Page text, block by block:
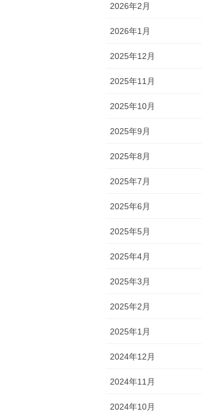
2026年2月
2026年1月
2025年12月
2025年11月
2025年10月
2025年9月
2025年8月
2025年7月
2025年6月
2025年5月
2025年4月
2025年3月
2025年2月
2025年1月
2024年12月
2024年11月
2024年10月